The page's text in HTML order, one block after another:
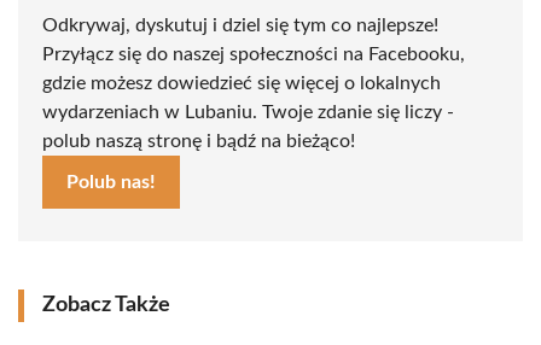
Odkrywaj, dyskutuj i dziel się tym co najlepsze!
Przyłącz się do naszej społeczności na Facebooku,
gdzie możesz dowiedzieć się więcej o lokalnych
wydarzeniach w Lubaniu. Twoje zdanie się liczy -
polub naszą stronę i bądź na bieżąco!
Polub nas!
Zobacz Także